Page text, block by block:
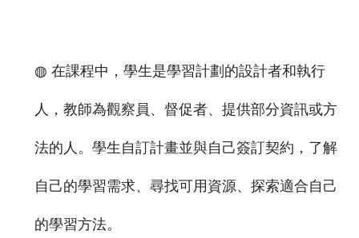
◍ 在課程中，學生是學習計劃的設計者和執行
人，教師為觀察員、督促者、提供部分資訊或方
法的人。學生自訂計畫並與自己簽訂契約，了解
自己的學習需求、尋找可用資源、探索適合自己
的學習方法。